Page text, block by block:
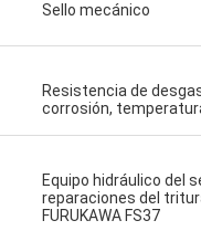
Sello mecánico
Resistencia de
corrosión,
Equipo hidráulico del
reparaciones del
FURUKAWA FS37